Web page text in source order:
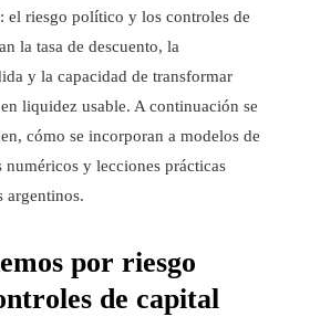
el riesgo político y los controles de
la tasa de descuento, la
y la capacidad de transformar
liquidez usable. A continuación se
cómo se incorporan a modelos de
y lecciones prácticas
argentinos.
por riesgo
de capital